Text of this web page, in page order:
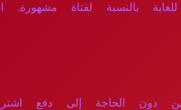
بالنسبة لفتاة مشهورة.
دون الحاجة إلى دفع